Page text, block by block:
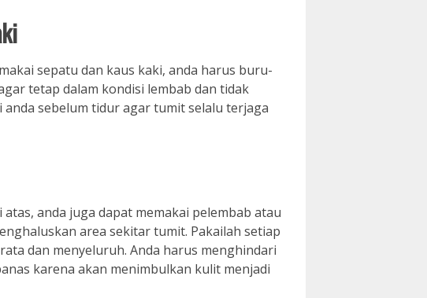
sepatu dan kaus kaki, anda harus buru-
tetap dalam kondisi lembab dan tidak
anda sebelum tidur agar tumit selalu terjaga
anda juga dapat memakai pelembab atau
area sekitar tumit. Pakailah setiap
dan menyeluruh. Anda harus menghindari
karena akan menimbulkan kulit menjadi